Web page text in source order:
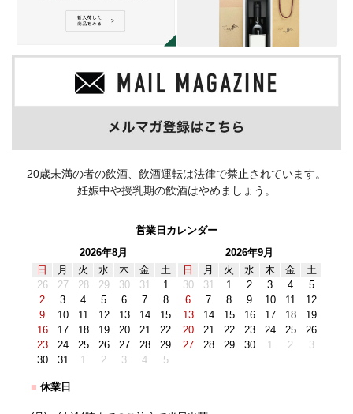
20歳未満の者の飲酒、飲酒運転は法律で禁止されています。
妊娠中や授乳期の飲酒はやめましょう。
営業日カレンダー
2026年8月
日
月 火 水 木 金
土
26
27 28 29 30 31
1
2
3 4 5 6 7
8
9
10 11 12 13 14
15
16
17 18 19 20 21
22
23
24 25 26 27 28
29
30
31 1 2 3 4 5
2026年9月
日
月 火 水 木 金
土
30
31 1 2 3 4
5
6
7 8 9 10 11
12
13
14 15 16 17 18
19
20
21 22 23 24 25
26
27
28 29 30 1 2 3
■ 休業日